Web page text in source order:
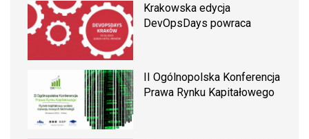
Krakowska edycja
DevOpsDays powraca
II Ogólnopolska Konferencja
Prawa Rynku Kapitałowego